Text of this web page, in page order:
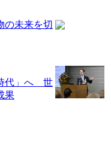
の未来を切
代」へ 世
果